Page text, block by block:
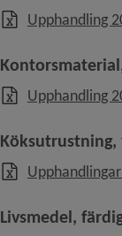
Upphandling
Upphandling
Livsmedel,